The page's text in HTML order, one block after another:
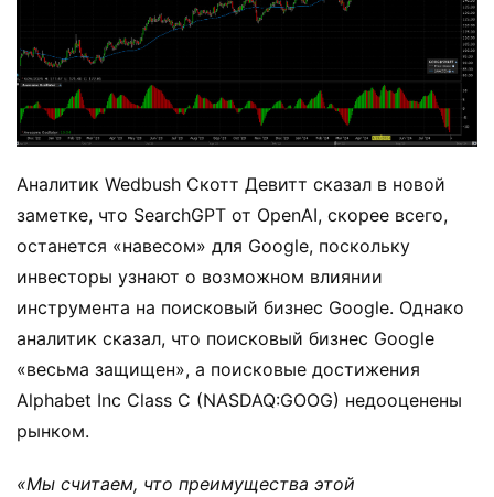
Аналитик Wedbush Скотт Девитт сказал в новой
заметке, что SearchGPT от OpenAI, скорее всего,
останется «навесом» для Google, поскольку
инвесторы узнают о возможном влиянии
инструмента на поисковый бизнес Google. Однако
аналитик сказал, что поисковый бизнес Google
«весьма защищен», а поисковые достижения
Alphabet Inc Class C (NASDAQ:GOOG) недооценены
рынком.
«Мы считаем, что преимущества этой